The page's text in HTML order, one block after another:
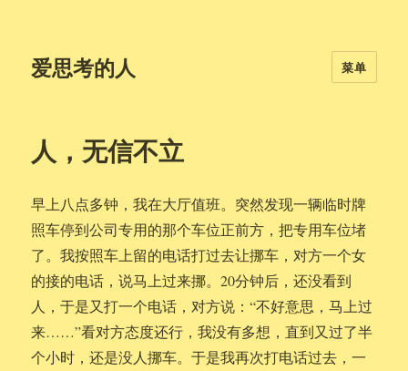
爱思考的人 菜单
人，无信不立
早上八点多钟，我在大厅值班。突然发现一辆临时牌
照车停到公司专用的那个车位正前方，把专用车位堵
了。我按照车上留的电话打过去让挪车，对方一个女
的接的电话，说马上过来挪。20分钟后，还没看到
人，于是又打一个电话，对方说：“不好意思，马上过
来……”看对方态度还行，我没有多想，直到又过了半
个小时，还是没人挪车。于是我再次打电话过去，一